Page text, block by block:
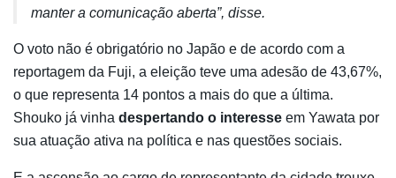
manter a comunicação aberta”, disse.
O voto não é obrigatório no Japão e de acordo com a
reportagem da Fuji, a eleição teve uma adesão de 43,67%,
o que representa 14 pontos a mais do que a última.
Shouko já vinha despertando o interesse em Yawata por
sua atuação ativa na política e nas questões sociais.